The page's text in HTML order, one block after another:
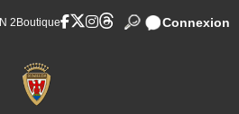
2 Boutique Connexion